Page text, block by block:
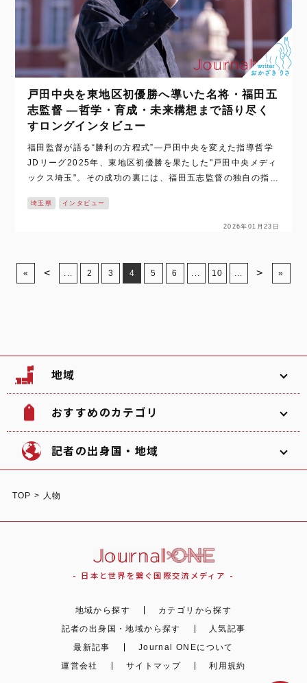
戸田中央を東地区初優勝へ導いた名将・福田五
志監督 ―哲学・育成・未来構想まで語り尽く
すロングインタビュー
福田監督が語る“勝利の方程式”―戸田中央を変えた指導哲学
JDリーグ2025年、東地区初優勝を果たした"戸田中央メディ
ックス埼玉"。その成功の裏には、福田五志監督の独自の指導
整備”を優先し…
埼玉県 インタビュー
2026年01月23日
« < ... 2 3 4 5 6 ... 10 ... > »
地域
韓国 北海道
中国
おすすめのカテゴリ
自然 イベント
記者の出身国・地域
ガーナ/日本
TOP > 人物
- 日本と世界を繋ぐ国際交流メディア -
地域から探す
カテゴリから探す
記者の出身国・地域から探す
人気記事
最新記事
Journal ONEについて
運営会社
サイトマップ 利用規約